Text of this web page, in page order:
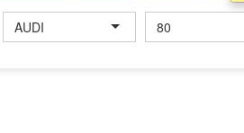
AUDI 80